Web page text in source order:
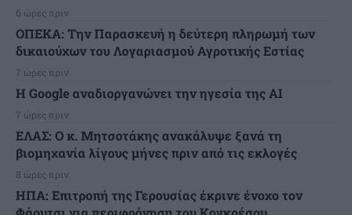
6 ώρες πριν
ΟΠΕΚΑ: Την Παρασκευή η δεύτερη πληρωμή των
δικαιούχων του Λογαριασμού Αγροτικής Εστίας
7 ώρες πριν
H Google αναδιοργανώνει την ηγεσία της AI
7 ώρες πριν
ΕΛΑΣ: Ο κ. Μητσοτάκης ανακάλυψε ξανά τη
βιομηχανία λίγους μήνες πριν από τις εκλογές
8 ώρες πριν
ΗΠΑ: Επιτροπή της Γερουσίας έκρινε ένοχο τον